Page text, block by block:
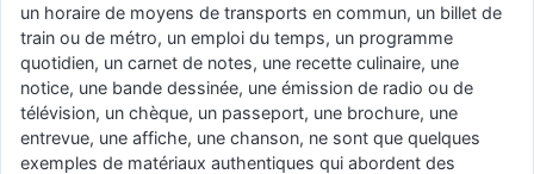
un horaire de moyens de transports en commun, un billet de
train ou de métro, un emploi du temps, un programme
quotidien, un carnet de notes, une recette culinaire, une
notice, une bande dessinée, une émission de radio ou de
télévision, un chèque, un passeport, une brochure, une
entrevue, une affiche, une chanson, ne sont que quelques
exemples de matériaux authentiques qui abordent des